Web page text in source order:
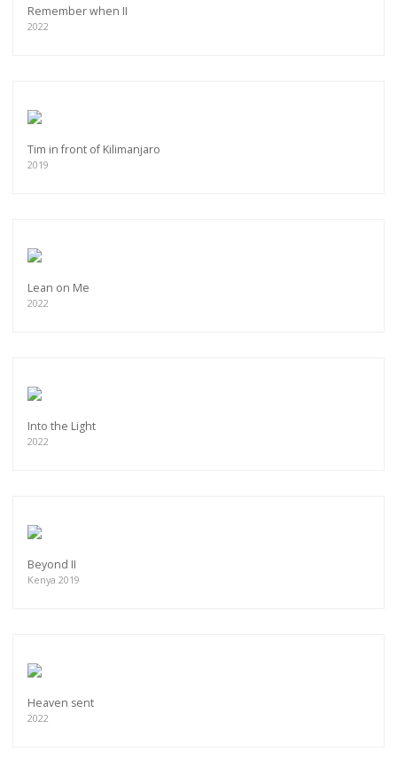
Remember when II
2022
Tim in front of Kilimanjaro
2019
Lean on Me
2022
Into the Light
2022
Beyond II
Kenya 2019
Heaven sent
2022